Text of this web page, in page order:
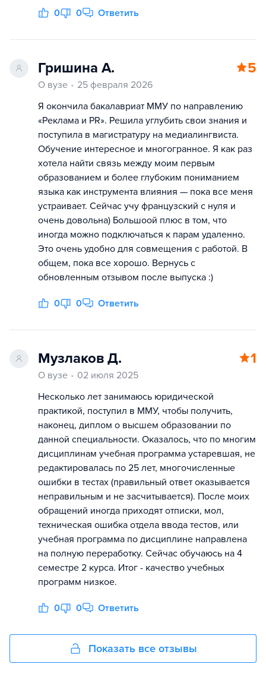
0 0 Ответить
Гришина А. 5
О вузе
25 февраля 2026
Я окончила бакалавриат ММУ по направлению
«Реклама и PR». Решила углубить свои знания и
поступила в магистратуру на медиалингвиста.
Обучение интересное и многогранное. Я как раз
хотела найти связь между моим первым
образованием и более глубоким пониманием
языка как инструмента влияния — пока все меня
устраивает. Сейчас учу французский с нуля и
очень довольна) Большоой плюс в том, что
иногда можно подключаться к парам удаленно.
Это очень удобно для совмещения с работой. В
общем, пока все хорошо. Вернусь с
обновленным отзывом после выпуска :)
0 0 Ответить
Музлаков Д. 1
О вузе
02 июля 2025
Несколько лет занимаюсь юридической
практикой, поступил в ММУ, чтобы получить,
наконец, диплом о высшем образовании по
данной специальности. Оказалось, что по многим
дисциплинам учебная программа устаревшая, не
редактировалась по 25 лет, многочисленные
ошибки в тестах (правильный ответ оказывается
неправильным и не засчитывается). После моих
обращений иногда приходят отписки, мол,
техническая ошибка отдела ввода тестов, или
учебная программа по дисциплине направлена
на полную переработку. Сейчас обучаюсь на 4
семестре 2 курса. Итог - качество учебных
программ низкое.
0 0 Ответить
Показать все отзывы